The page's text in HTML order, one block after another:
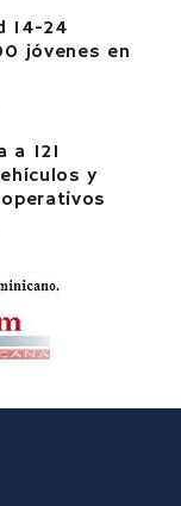
14-24
jóvenes en
a 121
y